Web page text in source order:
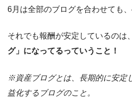
6月は全部のブログを合わせても
それでも報酬が安定しているのは、
グ」になってるっていうこと！
※資産ブログとは、長期的に安定
益化するブログのこと。